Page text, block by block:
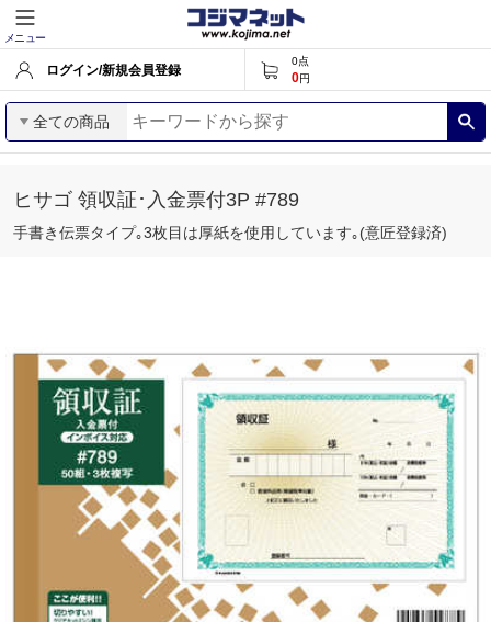
メニュー
ログイン/新規会員登録
0点
0円
全ての商品
ヒサゴ 領収証･入金票付3P #789
手書き伝票タイプ｡3枚目は厚紙を使用しています｡(意匠登録済)